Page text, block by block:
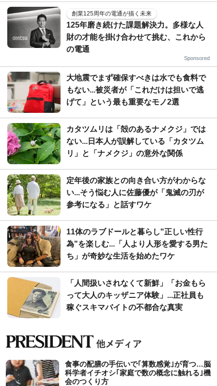
創業125周年の電通が描く未来
125年磨き続けた課題解決力。多様な人
財の才能を掛け合わせて挑む、これから
の電通
Sponsored
大地震でまず確保すべきは水でも食料で
もない...被災者が「これだけは担いで逃
げて」という最も重要なモノ2選
カタツムリは「殻のあるナメクジ」では
ない...日本人が誤解している「カタツム
リ」と「ナメクジ」の意外な関係
定年後の家族との向き合い方がわからな
い...そう悩む人に佐藤優が「鬼滅の刃が
参考になる」と話すワケ
11体のラブドールと暮らし"正しい性行
為"を楽しむ...「人より人形を愛する男た
ち」が奇妙な生活を始めたワケ
「人間扱いされなくて新鮮」「お金もら
って大人のキッザニア体験」...正社員も
稼ぐスキマバイトの不都合な真実
食事の配膳の手伝いで｢算数感覚｣が育つ…脳
科学者イチオシ｢家庭で数の概念に触れる｣機
会のつくり方